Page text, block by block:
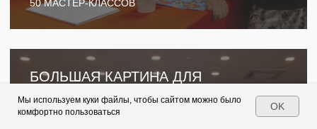
МАСТЕР-КЛАССОВ?
Мы используем куки файлы, чтобы сайтом можно было
комфортно пользоваться
OK